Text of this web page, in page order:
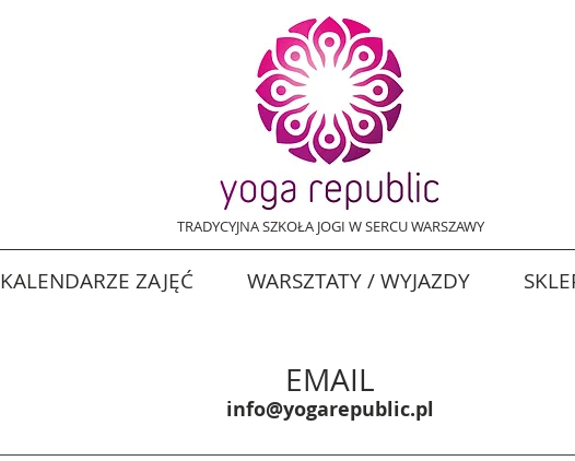
TRADYCYJNA SZKOŁA JOGI W SERCU WARSZAWY
KALENDARZE ZAJĘĆ WARSZTATY / WYJAZDY
EMAIL
info@yogarepublic.pl